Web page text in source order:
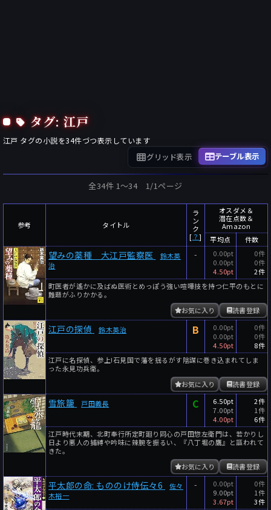
タグ: 江戸
江戸 タグの小説を34件づつ表示しています
グリッド表示 テーブル表示
全34件 1〜34 1/1ページ
参考 タイトル
ラ
ン
ク
[ ？]
オスダメ＆
潜在点数＆
Amazon
平均点
件数
望みの薬種 大江戸監察医
鈴木英
治
-
0.00pt
0.00pt
4.50pt
0件
0件
2件
町医者が遙かに及ばぬ医術とめっぽう強い喧嘩技を持つ仁平のもとに
難題がふりかかる。
読書登録
お気に入り
江戸の探偵 鈴木英治 B
0.00pt
0.00pt
4.50pt
0件
0件
8件
江戸に名探偵、参上!石見国で藩を揺るがす陰謀に巻き込まれてしま
った永見功兵衛。
読書登録
お気に入り
雪旅籠 戸田義長 C
6.50pt
7.00pt
4.00pt
2件
1件
6件
江戸時代末期、北町奉行所定町廻り同心の戸田惣左衛門は、若かりし
日より悪人の捕縛や吟味に辣腕を振るい、『八丁堀の鷹』と謳われて
きた。
読書登録
お気に入り
平太郎の命: もののけ侍伝々6
佐々
木裕一
-
0.00pt
9.00pt
3.67pt
0件
1件
3件